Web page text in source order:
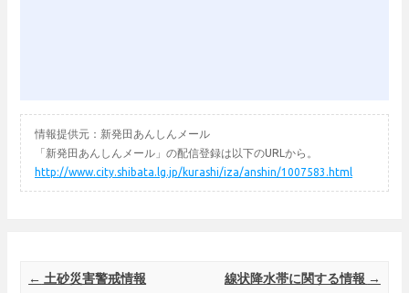
情報提供元：新発田あんしんメール
「新発田あんしんメール」の配信登録は以下のURLから。
http://www.city.shibata.lg.jp/kurashi/iza/anshin/1007583.html
Post navigation
← 土砂災害警戒情報 線状降水帯に関する情報 →